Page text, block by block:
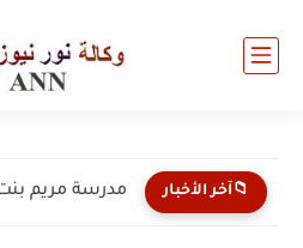
📁آخر الأخبار